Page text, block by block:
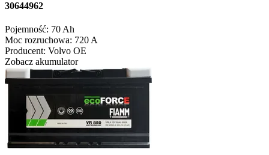
30644962
Pojemność: 70 Ah
Moc rozruchowa: 720 A
Producent: Volvo OE
Zobacz akumulator